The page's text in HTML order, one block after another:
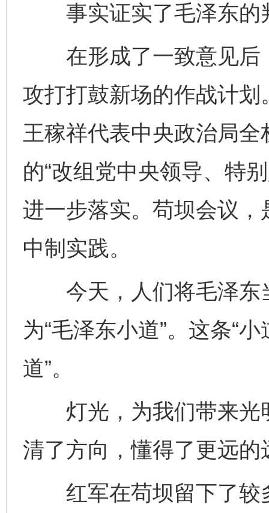
事实证实了毛泽东的
在形成了一致意见后
攻打打鼓新场的作战计
王稼祥代表中央政治局
的“改组党中央领导、特
进一步落实。苟坝会议
中制实践。
今天，人们将毛泽东
为“毛泽东小道”。这条“
道”。
灯光，为我们带来光
清了方向，懂得了更远的
红军在苟坝留下了较